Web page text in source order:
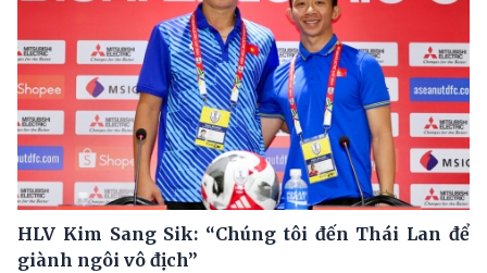
HLV Kim Sang Sik: “Chúng tôi đến Thái Lan để
giành ngôi vô địch”